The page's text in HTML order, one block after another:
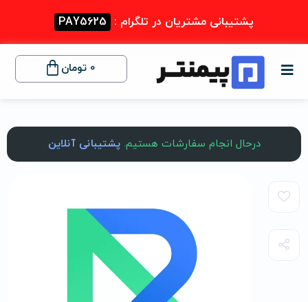
پشتیبانی مشتریان در تلگرام : PAY5625
0 تومان
درحال انجام سفارشات هستیم.پشتیبانی آنلاین